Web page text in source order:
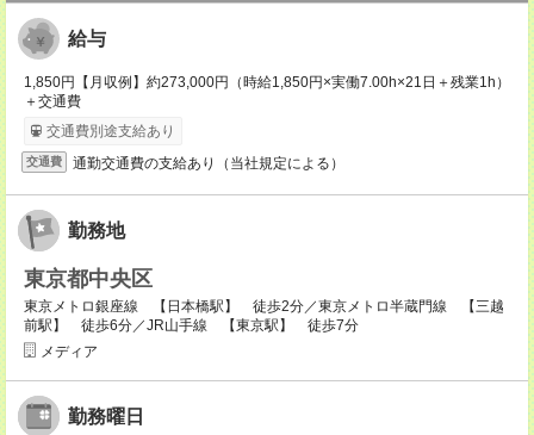
給与
1,850円【月収例】約273,000円（時給1,850円×実働7.00h×21日＋残業1h）
＋交通費
交通費別途支給あり
交通費 通勤交通費の支給あり（当社規定による）
勤務地
東京都中央区
東京メトロ銀座線 【日本橋駅】 徒歩2分／東京メトロ半蔵門線 【三越
前駅】 徒歩6分／JR山手線 【東京駅】 徒歩7分
メディア
勤務曜日